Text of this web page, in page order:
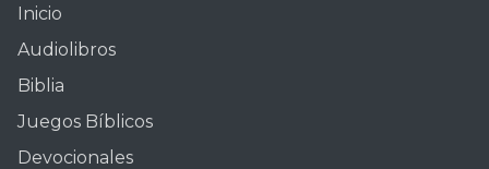
Inicio
Audiolibros
Biblia
Juegos Bíblicos
Devocionales